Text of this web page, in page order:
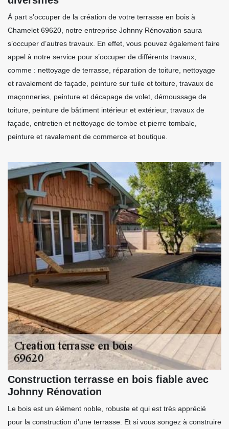
À part s’occuper de la création de votre terrasse en bois à
Chamelet 69620, notre entreprise Johnny Rénovation saura
s’occuper d’autres travaux. En effet, vous pouvez également faire
appel à notre service pour s’occuper de différents travaux,
comme : nettoyage de terrasse, réparation de toiture, nettoyage
et ravalement de façade, peinture sur tuile et toiture, travaux de
maçonneries, peinture et décapage de volet, démoussage de
toiture, peinture de bâtiment intérieur et extérieur, travaux de
façade, entretien et nettoyage de tombe et pierre tombale,
peinture et ravalement de commerce et boutique.
Construction terrasse en bois fiable avec
Johnny Rénovation
Le bois est un élément noble, robuste et qui est très apprécié
pour la construction d’une terrasse. Et si vous songez à construire